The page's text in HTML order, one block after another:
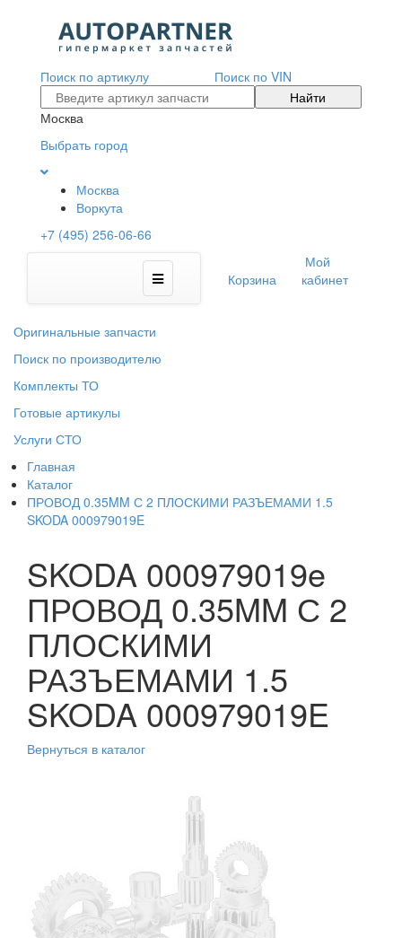
Поиск по артикулу
Поиск по VIN
Найти
Москва
Выбрать город
Москва
Воркута
+7 (495) 256-06-66
Корзина
Мой
кабинет
Оригинальные запчасти
Поиск по производителю
Комплекты ТО
Готовые артикулы
Услуги СТО
Главная
Каталог
ПРОВОД 0.35MM С 2 ПЛОСКИМИ РАЗЪЕМАМИ 1.5
SKODA 000979019E
SKODA 000979019e
ПРОВОД 0.35MM С 2
ПЛОСКИМИ
РАЗЪЕМАМИ 1.5
SKODA 000979019E
Вернуться в каталог